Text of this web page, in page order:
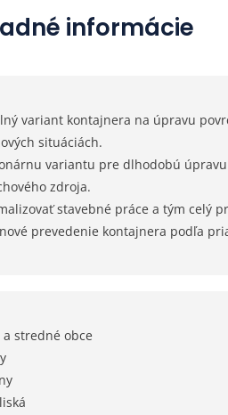
informácie
variant kontajnera na úpravu
situáciách.
variantu pre dlhodobú
zdroja.
stavebné práce a tým celý
prevedenie kontajnera podľa
a stredné obce